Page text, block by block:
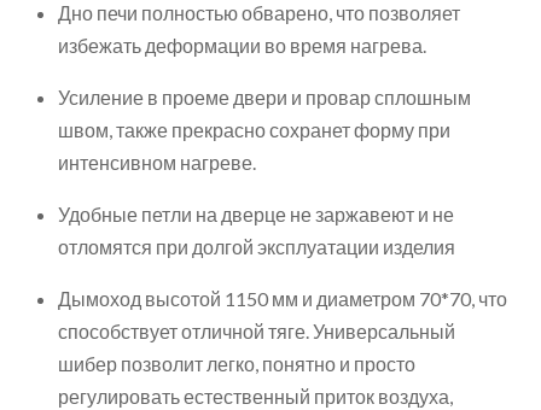
Дно печи полностью обварено, что позволяет
избежать деформации во время нагрева.
Усиление в проеме двери и провар сплошным
швом, также прекрасно сохранет форму при
интенсивном нагреве.
Удобные петли на дверце не заржавеют и не
отломятся при долгой эксплуатации изделия
Дымоход высотой 1150 мм и диаметром 70*70, что
способствует отличной тяге. Универсальный
шибер позволит легко, понятно и просто
регулировать естественный приток воздуха,